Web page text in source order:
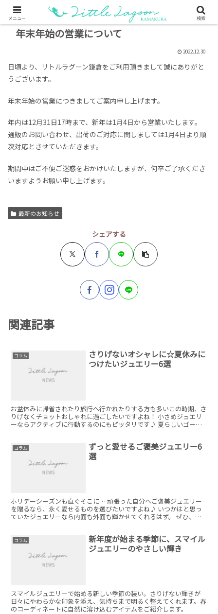
年末年始の営業について
2022.12.30
日頃より、リトルラグーン鎌倉をご利用頂きまして誠にありがと
うございます。
年末年始の営業につきましてご案内申し上げます。
年内は12月31日17時まで、新年は1月4日から営業いたします。
通販のお問い合わせ、出荷のご対応に関しましては1月4日より順
次対応とさせていただきます。
期間中はご不便ご迷惑をおかけいたしますが、何卒ご了承くださ
いますようお願い申し上げます。
最新のお知らせ
シェアする
関連記事
コラム
さりげないオシャレに☆夏休みに
つけたいジュエリー6選
お盆休みに帰省されたり旅行へ行かれたりする方も多いこの時期、さ
りげなくチョットおしゃれに過ごしたいですよね！ 小さめジュエリ
ーならアクティブに行動するのにもピッタリです♪ 夏らしいゴール
コラム
ずっと愛せるご褒美ジュエリー6
選
ホリデーシーズンも直ぐそこに… 頑張った自分へご褒美ジュエリー
を贈るなら、永く愛せるものを選びたいですよね♪ いつかはと思っ
ていたジュエリーなら内面も外面も輝かせてくれるはず。 ぜひ、お
コラム
新年度が始まる季節に、スマイル
ジュエリーのやさしい輝き
スマイルジュエリーで始める新しい季節の装い。さりげない輝きが
日々にやわらかな印象を添え、気持ちまで明るく整えてくれます。春
のコーディネートに自然に溶け込むアイテムをご紹介します。
メニュー 検索